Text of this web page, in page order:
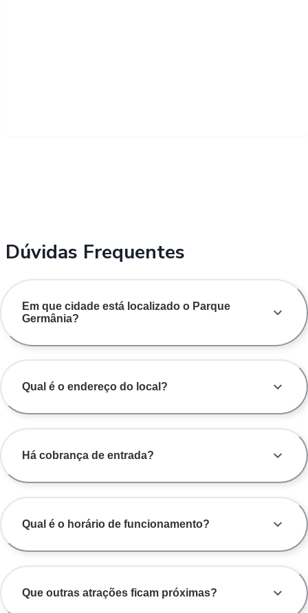
Dúvidas Frequentes
Em que cidade está localizado o Parque
Germânia?
Qual é o endereço do local?
Há cobrança de entrada?
Qual é o horário de funcionamento?
Que outras atrações ficam próximas?